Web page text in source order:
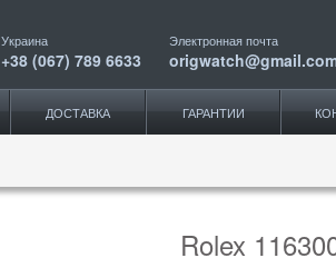
Украина
+38 (067) 789 6633
Электронная почта
ДОСТАВКА ГАРАНТИИ
Rolex